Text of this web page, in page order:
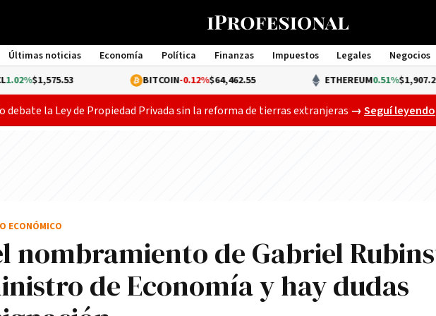
Últimas noticias Economía Política Finanzas Impuestos Legales Negocios
Management
BITCOIN-0.12%$64,462.55 ETHEREUM 0.51%$1,907.21
debate la Ley de Propiedad Privada sin la reforma de tierras extranjeras Gobierno
→Seguí leyendo
nombramiento de Gabriel
de Economía y hay dudas
ECONÓMICO